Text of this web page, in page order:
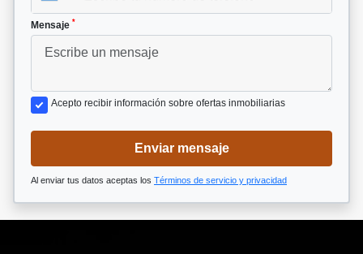
Mensaje *
Acepto recibir información sobre ofertas inmobiliarias
Enviar mensaje
Al enviar tus datos aceptas los Términos de servicio y privacidad